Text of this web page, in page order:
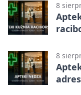
8
8